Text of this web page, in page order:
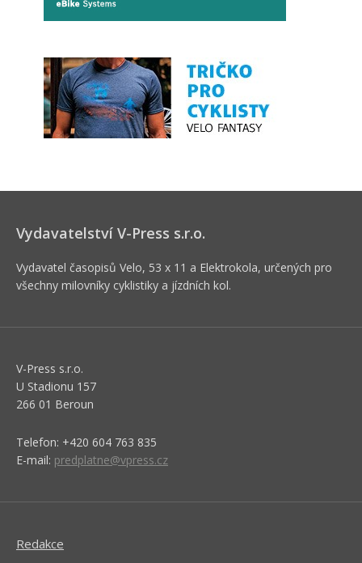
Vydavatelství V-Press s.r.o.
Vydavatel časopisů Velo, 53 x 11 a Elektrokola, určených pro
všechny milovníky cyklistiky a jízdních kol.
V-Press s.r.o.
U Stadionu 157
266 01 Beroun
Telefon: +420 604 763 835
E-mail: predplatne@vpress.cz
Redakce